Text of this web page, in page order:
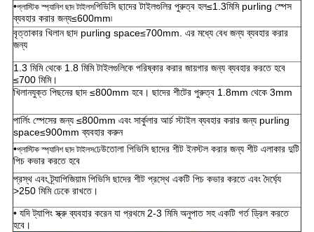
•প্লাস্টিক স্প্যানিশ ছাদ টাইলসপিভিসি ছাদের টাইলগুলির পুরুত্ব হল≤1.3মিমি purling স্পেস
ব্যবহার করার জন্য≤600mm৷
বৃত্তাকার খিলান ছাদ purling space≤700mm. এর মধ্যে বেধ জন্য ব্যবহার করার
জন্য
1.3 মিমি থেকে 1.8 মিমি টাইলগুলিকে পরিষ্কার করার জায়গার জন্য ব্যবহার করতে হবে
≤700 মিমি।
খিলানযুক্ত পিছনের ছাদ ≤800mm হবে। ছাদের শীটের পুরুত্ব 1.8mm থেকে 3mm
পার্লিং স্পেসের জন্য ≤800mm এবং সার্কুলার আর্চ স্টাইল ব্যবহার করার জন্য purling
space≤900mm ব্যবহার করুন
•প্লাস্টিক স্প্যানিশ ছাদ টাইলসঢেউতোলা পিভিসি ছাদের শীট ইনস্টল করার জন্য শীট এলাকার দুটি
পিচ কভার করতে হবে
প্রস্থ এবং ট্র্যাপিজিয়াম পিভিসি ছাদের শীট প্রস্থে একটি পিচ কভার করতে এবং দৈর্ঘ্যে
>250 মিমি ঢেকে রাখতে।
• যদি ট্যাপিং স্ক্রু ব্যবহার করেন যা প্রথমে 2-3 মিমি অনুপাত সহ একটি গর্ত ড্রিল করতে
হবে।